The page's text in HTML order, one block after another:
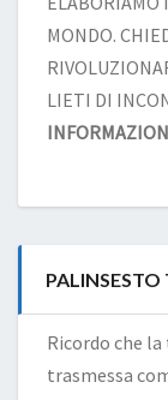
MONDO.
LIETI DI
PALINSESTO
Ricordo che la
trasmessa